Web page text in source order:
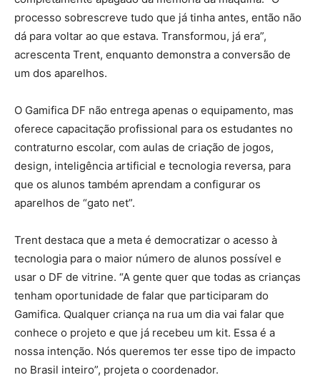
processo sobrescreve tudo que já tinha antes, então não
dá para voltar ao que estava. Transformou, já era”,
acrescenta Trent, enquanto demonstra a conversão de
um dos aparelhos.
O Gamifica DF não entrega apenas o equipamento, mas
oferece capacitação profissional para os estudantes no
contraturno escolar, com aulas de criação de jogos,
design, inteligência artificial e tecnologia reversa, para
que os alunos também aprendam a configurar os
aparelhos de “gato net”.
Trent destaca que a meta é democratizar o acesso à
tecnologia para o maior número de alunos possível e
usar o DF de vitrine. “A gente quer que todas as crianças
tenham oportunidade de falar que participaram do
Gamifica. Qualquer criança na rua um dia vai falar que
conhece o projeto e que já recebeu um kit. Essa é a
nossa intenção. Nós queremos ter esse tipo de impacto
no Brasil inteiro”, projeta o coordenador.